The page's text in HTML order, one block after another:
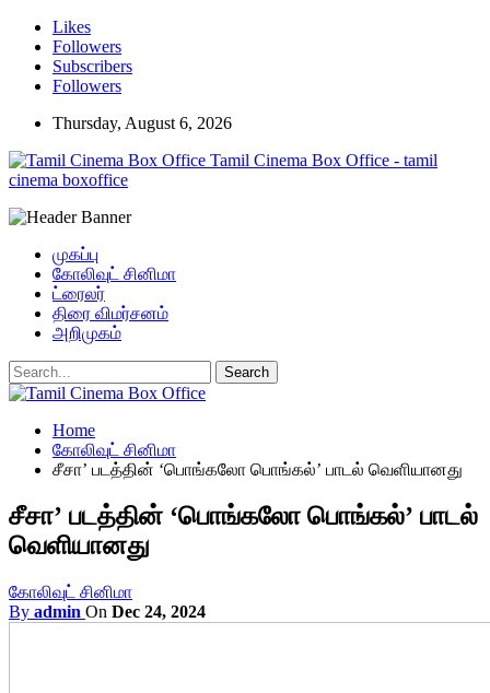
Likes
Followers
Subscribers
Followers
Thursday, August 6, 2026
Tamil Cinema Box Office - tamil
cinema boxoffice
முகப்பு
கோலிவுட் சினிமா
ட்ரைலர்
திரை விமர்சனம்
அறிமுகம்
Home
கோலிவுட் சினிமா
சீசா’ படத்தின் ‘பொங்கலோ பொங்கல்’ பாடல் வெளியானது
சீசா’ படத்தின் ‘பொங்கலோ பொங்கல்’ பாடல்
வெளியானது
கோலிவுட் சினிமா
By admin On Dec 24, 2024